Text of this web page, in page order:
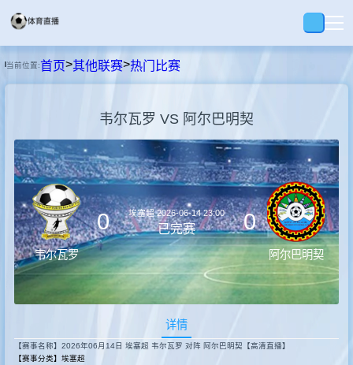
首页
足球
篮球
回放
集锦
快讯
当前位置:首页>其他联赛>热门比赛
韦尔瓦罗 VS 阿尔巴明契
韦尔瓦罗
0 埃塞超2026-06-14 23:00
已完赛 0
阿尔巴明契
详情
【赛事名称】2026年06月14日 埃塞超 韦尔瓦罗 对阵 阿尔巴明契【高清直播】
【赛事分类】 埃塞超